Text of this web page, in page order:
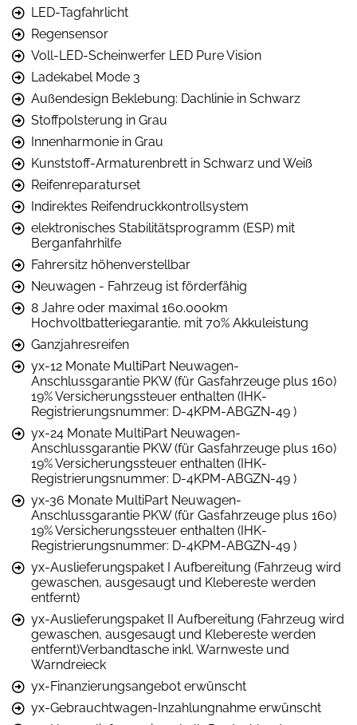
LED-Tagfahrlicht
Regensensor
Voll-LED-Scheinwerfer LED Pure Vision
Ladekabel Mode 3
Außendesign Beklebung: Dachlinie in Schwarz
Stoffpolsterung in Grau
Innenharmonie in Grau
Kunststoff-Armaturenbrett in Schwarz und Weiß
Reifenreparaturset
Indirektes Reifendruckkontrollsystem
elektronisches Stabilitätsprogramm (ESP) mit
Berganfahrhilfe
Fahrersitz höhenverstellbar
Neuwagen - Fahrzeug ist förderfähig
8 Jahre oder maximal 160.000km
Hochvoltbatteriegarantie, mit 70% Akkuleistung
Ganzjahresreifen
yx-12 Monate MultiPart Neuwagen-
Anschlussgarantie PKW (für Gasfahrzeuge plus 160)
19% Versicherungssteuer enthalten (IHK-
Registrierungsnummer: D-4KPM-ABGZN-49 )
yx-24 Monate MultiPart Neuwagen-
Anschlussgarantie PKW (für Gasfahrzeuge plus 160)
19% Versicherungssteuer enthalten (IHK-
Registrierungsnummer: D-4KPM-ABGZN-49 )
yx-36 Monate MultiPart Neuwagen-
Anschlussgarantie PKW (für Gasfahrzeuge plus 160)
19% Versicherungssteuer enthalten (IHK-
Registrierungsnummer: D-4KPM-ABGZN-49 )
yx-Auslieferungspaket I Aufbereitung (Fahrzeug wird
gewaschen, ausgesaugt und Klebereste werden
entfernt)
yx-Auslieferungspaket II Aufbereitung (Fahrzeug wird
gewaschen, ausgesaugt und Klebereste werden
entfernt)Verbandtasche inkl. Warnweste und
Warndreieck
yx-Finanzierungsangebot erwünscht
yx-Gebrauchtwagen-Inzahlungnahme erwünscht